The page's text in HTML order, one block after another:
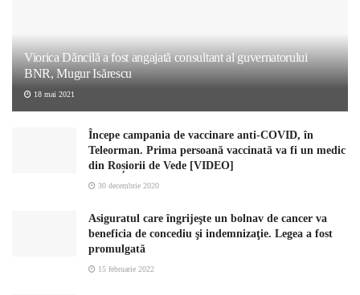
Viorica Dăncilă a fost angajată consultant al guvernatorului
BNR, Mugur Isărescu
18 mai 2021
Începe campania de vaccinare anti-COVID, în
Teleorman. Prima persoană vaccinată va fi un medic
din Roșiorii de Vede [VIDEO]
30 decembrie 2020
Asiguratul care îngrijeşte un bolnav de cancer va
beneficia de concediu şi indemnizaţie. Legea a fost
promulgată
15 februarie 2022